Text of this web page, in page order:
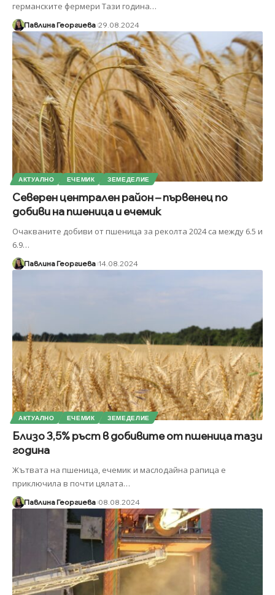
германските фермери Тази година…
Павлина Георгиева 29.08.2024
АКТУАЛНО ЕЧЕМИК ЗЕМЕДЕЛИЕ
Северен централен район – първенец по
добиви на пшеница и ечемик
Очакваните добиви от пшеница за реколта 2024 са между 6.5 и
6.9…
Павлина Георгиева 14.08.2024
АКТУАЛНО ЕЧЕМИК ЗЕМЕДЕЛИЕ
Близо 3,5% ръст в добивите от пшеница тази
година
Жътвата на пшеница, ечемик и маслодайна рапица е
приключила в почти цялата…
Павлина Георгиева 08.08.2024